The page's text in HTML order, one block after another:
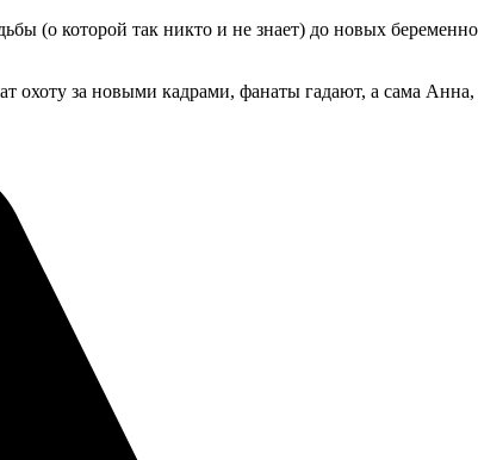
(о которой так никто и не знает) до новых
за новыми кадрами, фанаты гадают, а сама Анна,